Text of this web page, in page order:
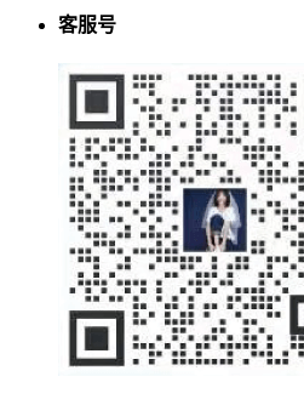
客服号